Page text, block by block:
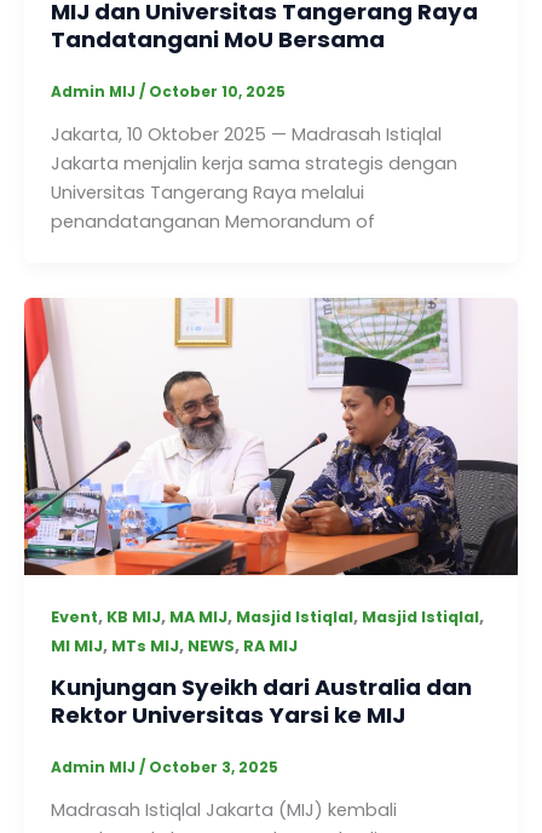
MIJ dan Universitas Tangerang Raya
Tandatangani MoU Bersama
Admin MIJ / October 10, 2025
Jakarta, 10 Oktober 2025 — Madrasah Istiqlal
Jakarta menjalin kerja sama strategis dengan
Universitas Tangerang Raya melalui
penandatanganan Memorandum of
Event, KB MIJ, MA MIJ, Masjid Istiqlal, Masjid Istiqlal,
MI MIJ, MTs MIJ, NEWS, RA MIJ
Kunjungan Syeikh dari Australia dan
Rektor Universitas Yarsi ke MIJ
Admin MIJ / October 3, 2025
Madrasah Istiqlal Jakarta (MIJ) kembali